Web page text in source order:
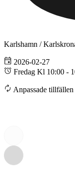
Karlshamn /
2026-02-27
Fredag Kl 10:00 -
Anpassade tillfällen